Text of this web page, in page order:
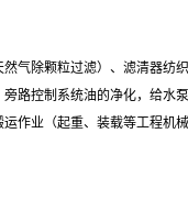
气除颗粒过滤）、滤清器纺
路控制系统油的净化，给水
作业（起重、装载等工程机